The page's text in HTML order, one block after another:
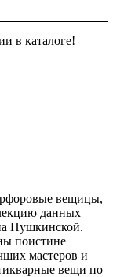
в каталоге!
вещицы,
данных
Пушкинской.
поистине
мастеров и
вещи по